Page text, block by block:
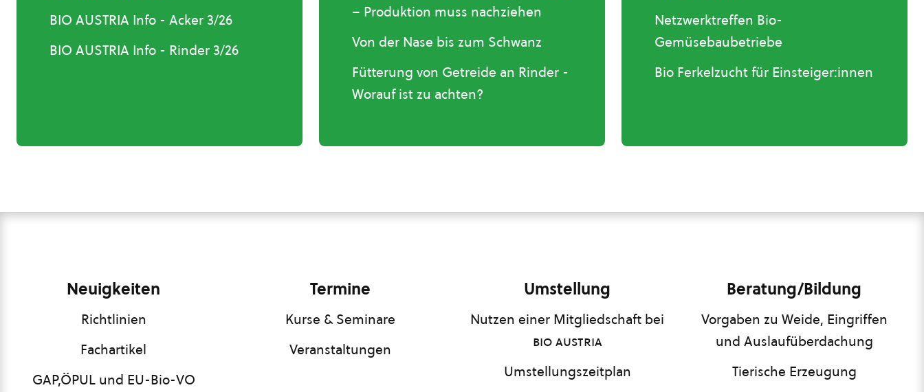
BIO AUSTRIA Info - Acker 3/26
BIO AUSTRIA Info - Rinder 3/26
– Produktion muss nachziehen
Von der Nase bis zum Schwanz
Fütterung von Getreide an Rinder -
Worauf ist zu achten?
Netzwerktreffen Bio-
Gemüsebaubetriebe
Bio Ferkelzucht für Einsteiger:innen
Neuigkeiten
Richtlinien
Fachartikel
GAP,ÖPUL und EU-Bio-VO
Termine
Kurse & Seminare
Veranstaltungen
Umstellung
Nutzen einer Mitgliedschaft bei
bio austria
Umstellungszeitplan
Beratung/Bildung
Vorgaben zu Weide, Eingriffen
und Auslaufüberdachung
Tierische Erzeugung